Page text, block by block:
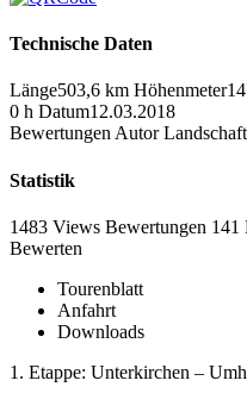
Technische Daten
Länge503,6 km Höhenmeter
0 h Datum12.03.2018
Bewertungen Autor Landschaft
Statistik
1483 Views Bewertungen 141
Bewerten
Tourenblatt
Anfahrt
Downloads
1. Etappe: Unterkirchen –